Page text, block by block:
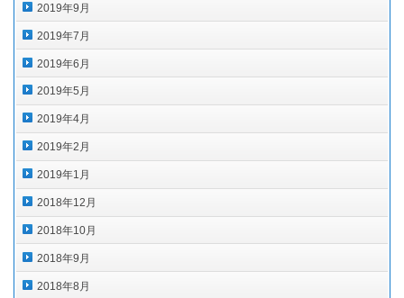
2019年9月
2019年7月
2019年6月
2019年5月
2019年4月
2019年2月
2019年1月
2018年12月
2018年10月
2018年9月
2018年8月